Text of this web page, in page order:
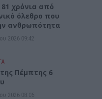
81 χρόνια από
όλεθρο που
ανθρωπότητα
2026 09:42
Πέμπτης 6
2026 08:06